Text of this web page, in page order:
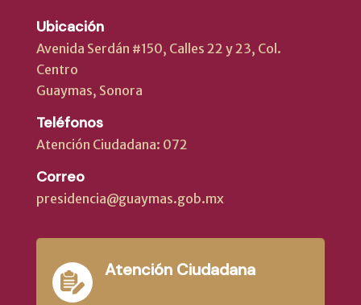
Ubicación
Avenida Serdán #150, Calles 22 y 23, Col.
Centro
Guaymas, Sonora
Teléfonos
Atención Ciudadana: 072
Correo
presidencia@guaymas.gob.mx
Atención Ciudadana